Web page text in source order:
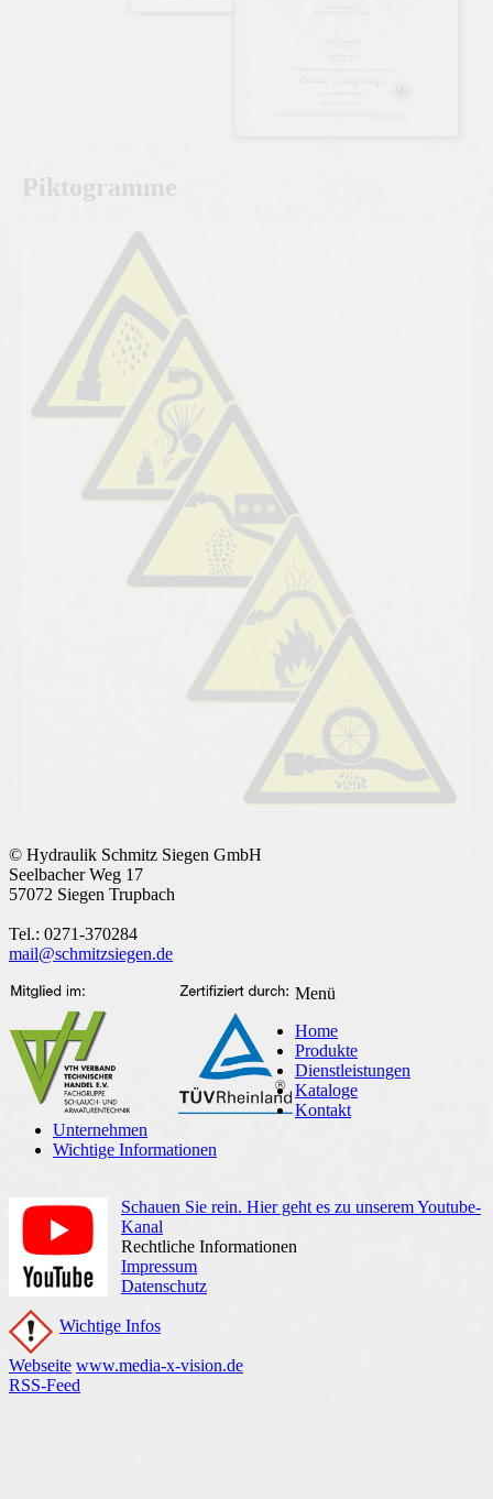
Piktogramme
© Hydraulik Schmitz Siegen GmbH
Seelbacher Weg 17
57072 Siegen Trupbach
Tel.: 0271-370284
mail@schmitzsiegen.de
Menü
Home
Produkte
Dienstleistungen
Kataloge
Kontakt
Unternehmen
Wichtige Informationen
Schauen Sie rein. Hier geht es zu unserem Youtube-
Kanal
Rechtliche Informationen
Impressum
Datenschutz
Wichtige Infos
Webseite www.media-x-vision.de
RSS-Feed